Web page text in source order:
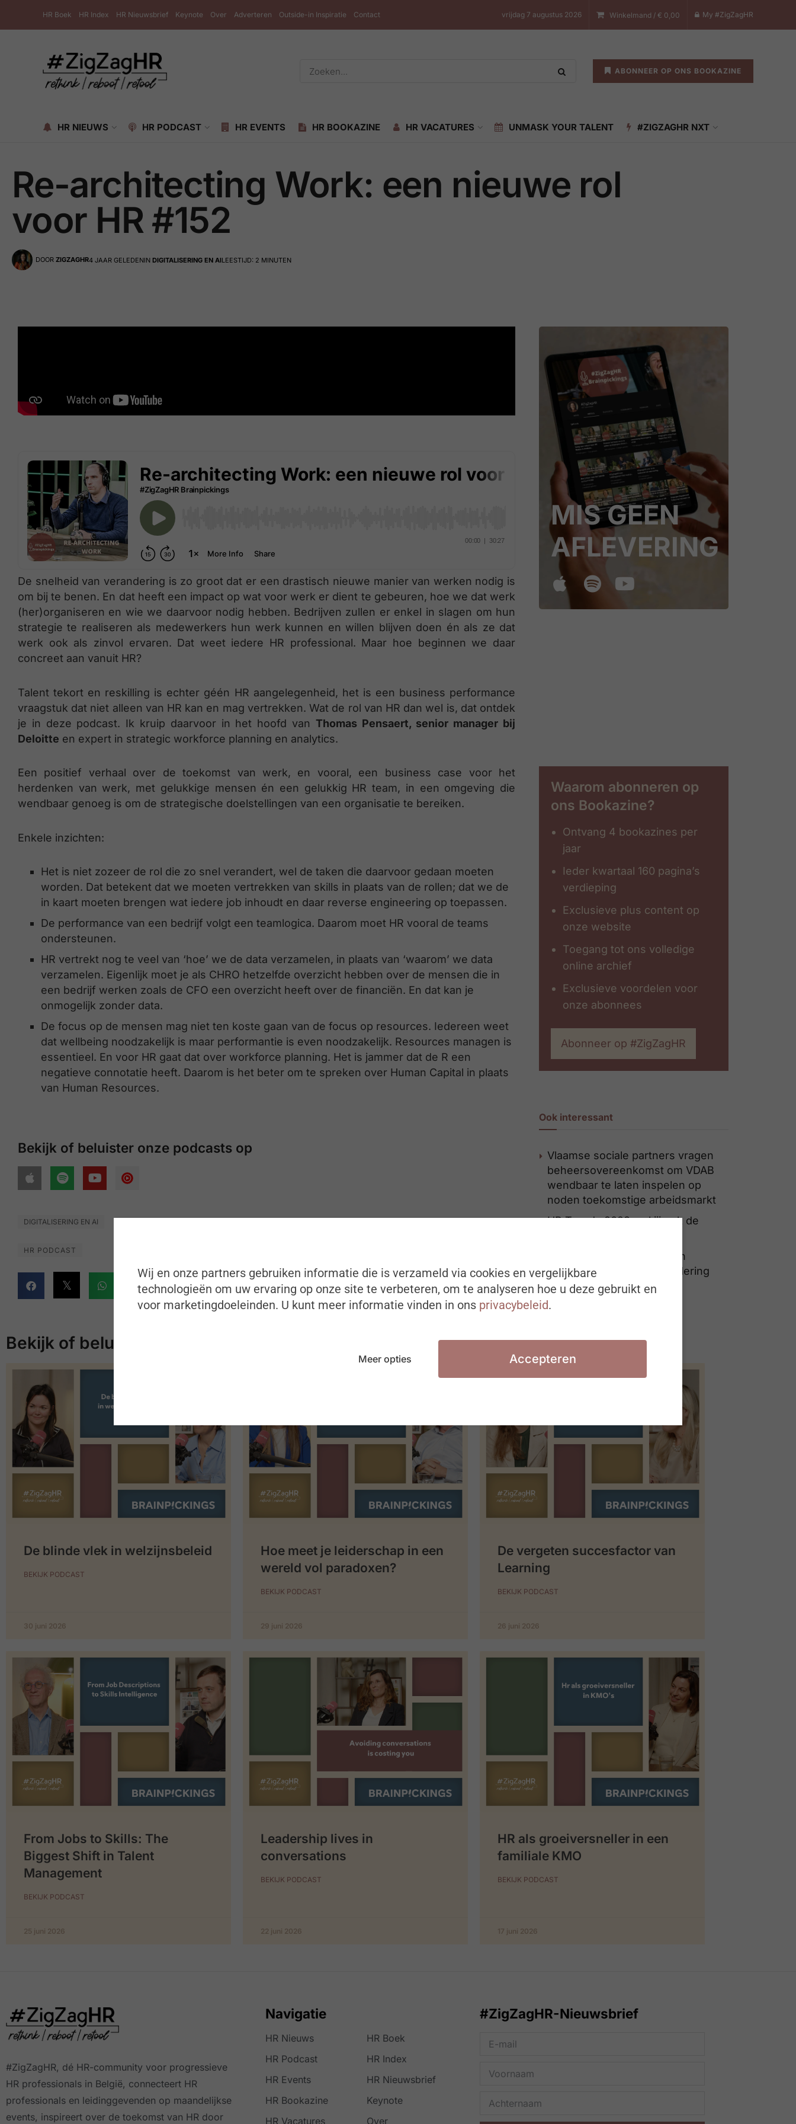
HR Boek HR Index HR Nieuwsbrief Keynote Over Adverteren Outside-in Inspiratie Contact vrijdag 7 augustus 2026 Winkelmand / € 0,00 My #ZigZagHR
ABONNEER OP ONS BOOKAZINE
HR NIEUWS HR PODCAST HR EVENTS HR BOOKAZINE HR VACATURES UNMASK YOUR TALENT #ZIGZAGHR NXT
Re-architecting Work: een nieuwe rol
voor HR #152
DOOR ZIGZAGHR4 JAAR GELEDENIN DIGITALISERING EN AILEESTIJD: 2 MINUTEN
De snelheid van verandering is zo groot dat er een drastisch nieuwe manier van werken nodig is
om bij te benen. En dat heeft een impact op wat voor werk er dient te gebeuren, hoe we dat werk
(her)organiseren en wie we daarvoor nodig hebben. Bedrijven zullen er enkel in slagen om hun
strategie te realiseren als medewerkers hun werk kunnen en willen blijven doen én als ze dat
werk ook als zinvol ervaren. Dat weet iedere HR professional. Maar hoe beginnen we daar
concreet aan vanuit HR?
Talent tekort en reskilling is echter géén HR aangelegenheid, het is een business performance
vraagstuk dat niet alleen van HR kan en mag vertrekken. Wat de rol van HR dan wel is, dat ontdek
je in deze podcast. Ik kruip daarvoor in het hoofd van Thomas Pensaert, senior manager bij
Deloitte en expert in strategic workforce planning en analytics.
Een positief verhaal over de toekomst van werk, en vooral, een business case voor het
herdenken van werk, met gelukkige mensen én een gelukkig HR team, in een omgeving die
wendbaar genoeg is om de strategische doelstellingen van een organisatie te bereiken.
Enkele inzichten:
Het is niet zozeer de rol die zo snel verandert, wel de taken die daarvoor gedaan moeten
worden. Dat betekent dat we moeten vertrekken van skills in plaats van de rollen; dat we de
in kaart moeten brengen wat iedere job inhoudt en daar reverse engineering op toepassen.
De performance van een bedrijf volgt een teamlogica. Daarom moet HR vooral de teams
ondersteunen.
HR vertrekt nog te veel van ‘hoe’ we de data verzamelen, in plaats van ‘waarom’ we data
verzamelen. Eigenlijk moet je als CHRO hetzelfde overzicht hebben over de mensen die in
een bedrijf werken zoals de CFO een overzicht heeft over de financiën. En dat kan je
onmogelijk zonder data.
De focus op de mensen mag niet ten koste gaan van de focus op resources. Iedereen weet
dat wellbeing noodzakelijk is maar performantie is even noodzakelijk. Resources managen is
essentieel. En voor HR gaat dat over workforce planning. Het is jammer dat de R een
negatieve connotatie heeft. Daarom is het beter om te spreken over Human Capital in plaats
van Human Resources.
Bekijk of beluister onze podcasts op
DIGITALISERING EN AI
HR PODCAST
MIS GEEN
AFLEVERING
Waarom abonneren op
ons Bookazine?
Ontvang 4 bookazines per
jaar
Ieder kwartaal 160 pagina’s
verdieping
Exclusieve plus content op
onze website
Toegang tot ons volledige
online archief
Exclusieve voordelen voor
onze abonnees
Abonneer op #ZigZagHR
Ook interessant
Vlaamse sociale partners vragen
beheersovereenkomst om VDAB
wendbaar te laten inspelen op
noden toekomstige arbeidsmarkt
HR Trends 2023: vul jij ook de
Evaluatiemomenten bieden
hefboom voor meer waardering
Bekijk of beluister meer
De blinde vlek in welzijnsbeleid
BEKIJK PODCAST
30 juni 2026
Hoe meet je leiderschap in een
wereld vol paradoxen?
BEKIJK PODCAST
29 juni 2026
De vergeten succesfactor van
Learning
BEKIJK PODCAST
26 juni 2026
From Jobs to Skills: The
Biggest Shift in Talent
Management
BEKIJK PODCAST
25 juni 2026
Leadership lives in
conversations
BEKIJK PODCAST
22 juni 2026
HR als groeiversneller in een
familiale KMO
BEKIJK PODCAST
17 juni 2026
#ZigZagHR, dé HR-community voor progressieve
HR professionals in België, connecteert HR
professionals en leidinggevenden op maandelijkse
events, inspireert over de toekomst van HR door
Navigatie
HR Nieuws
HR Podcast
HR Events
HR Bookazine
HR Vacatures
HR Boek
HR Index
HR Nieuwsbrief
Keynote
Over
#ZigZagHR-Nieuwsbrief
Wij en onze partners gebruiken informatie die is verzameld via cookies en vergelijkbare
technologieën om uw ervaring op onze site te verbeteren, om te analyseren hoe u deze gebruikt en
voor marketingdoeleinden. U kunt meer informatie vinden in ons privacybeleid.
Meer opties Accepteren